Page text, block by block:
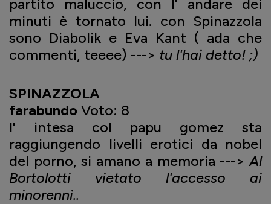
partito maluccio, con l' andare dei
minuti è tornato lui. con Spinazzola
sono Diabolik e Eva Kant ( ada che
commenti, teeee) ---> tu l'hai detto! ;)
SPINAZZOLA
farabundo Voto: 8
l' intesa col papu gomez sta
raggiungendo livelli erotici da nobel
del porno, si amano a memoria --->Al
Bortolotti vietato l'accesso ai
minorenni..